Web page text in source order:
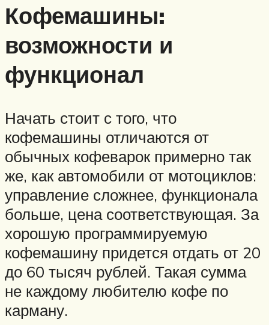
Кофемашины:
возможности и
функционал
Начать стоит с того, что
кофемашины отличаются от
обычных кофеварок примерно так
же, как автомобили от мотоциклов:
управление сложнее, функционала
больше, цена соответствующая. За
хорошую программируемую
кофемашину придется отдать от 20
до 60 тысяч рублей. Такая сумма
не каждому любителю кофе по
карману.